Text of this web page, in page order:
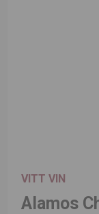
VITT VIN
Alamos